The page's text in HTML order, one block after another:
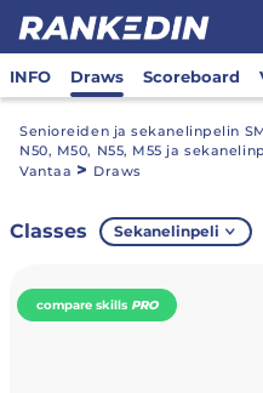
INFO Draws Scoreboard
Senioreiden ja sekanelinpelin
N50, M50, N55, M55 ja
Vantaa > Draws
Classes Sekanelinpeli
compare skills PRO